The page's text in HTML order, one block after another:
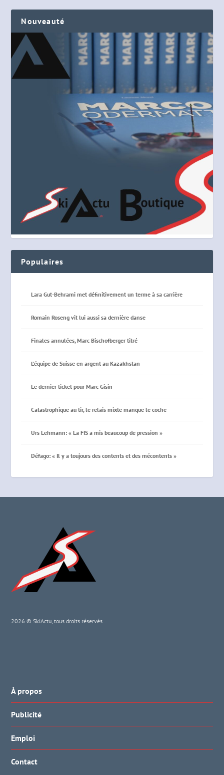
Nouveauté
Populaires
Lara Gut-Behrami met définitivement un terme à sa carrière
Romain Roseng vit lui aussi sa dernière danse
Finales annulées, Marc Bischofberger titré
L’équipe de Suisse en argent au Kazakhstan
Le dernier ticket pour Marc Gisin
Catastrophique au tir, le relais mixte manque le coche
Urs Lehmann: « La FIS a mis beaucoup de pression »
Défago: « Il y a toujours des contents et des mécontents »
2026 © SkiActu, tous droits réservés
À propos
Publicité
Emploi
Contact